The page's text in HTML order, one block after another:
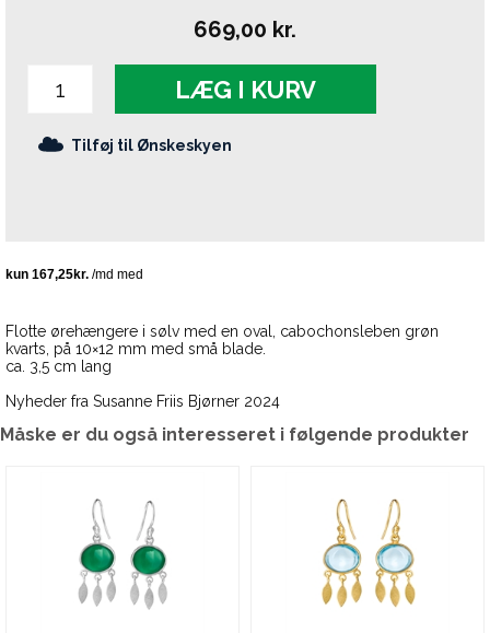
669,00 kr.
LÆG I KURV
Tilføj til Ønskeskyen
Flotte ørehængere i sølv med en oval, cabochonsleben grøn
kvarts, på 10×12 mm med små blade.
ca. 3,5 cm lang
Nyheder fra Susanne Friis Bjørner 2024
Måske er du også interesseret i følgende produkter